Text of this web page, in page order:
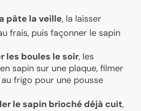
pâte la veille, la laisser
frais, puis façonner le sapin
les boules le soir, les
sapin sur une plaque, filmer
frigo pour une pousse
le sapin brioché déjà cuit,